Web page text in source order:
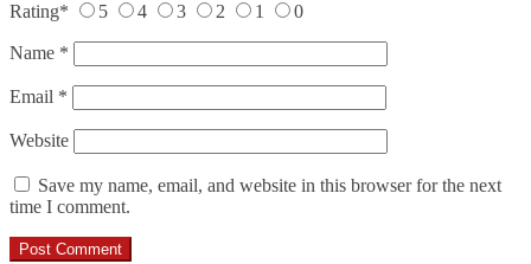
Rating* 5 4 3 2 1 0
Name *
Email *
Website
Save my name, email, and website in this browser for the next
time I comment.